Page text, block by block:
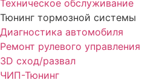
Техническое обслуживание
Тюнинг тормозной системы
Диагностика автомобиля
Ремонт рулевого управления
3D сход/развал
ЧИП-Тюнинг